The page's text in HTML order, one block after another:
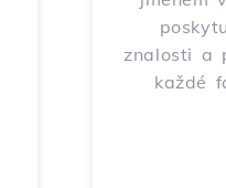
znalosti a
každé